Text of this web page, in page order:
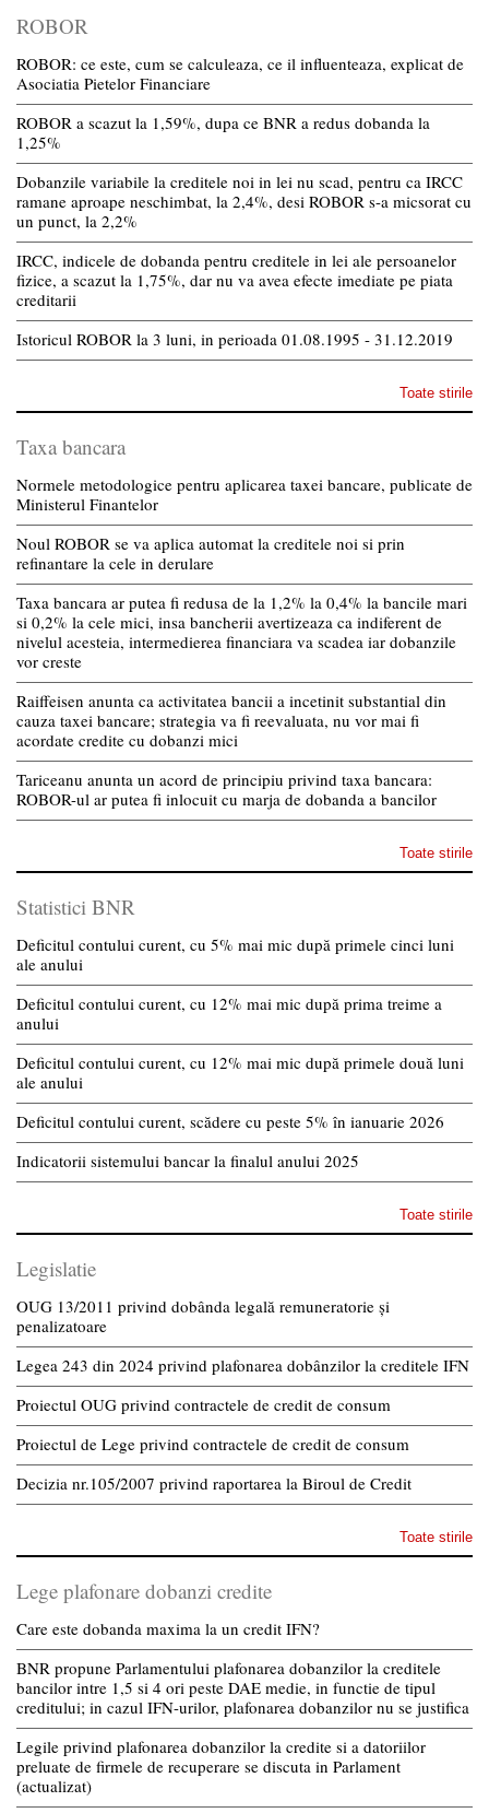
ROBOR
ROBOR: ce este, cum se calculeaza, ce il influenteaza, explicat de
Asociatia Pietelor Financiare
ROBOR a scazut la 1,59%, dupa ce BNR a redus dobanda la
1,25%
Dobanzile variabile la creditele noi in lei nu scad, pentru ca IRCC
ramane aproape neschimbat, la 2,4%, desi ROBOR s-a micsorat cu
un punct, la 2,2%
IRCC, indicele de dobanda pentru creditele in lei ale persoanelor
fizice, a scazut la 1,75%, dar nu va avea efecte imediate pe piata
creditarii
Istoricul ROBOR la 3 luni, in perioada 01.08.1995 - 31.12.2019
Toate stirile
Taxa bancara
Normele metodologice pentru aplicarea taxei bancare, publicate de
Ministerul Finantelor
Noul ROBOR se va aplica automat la creditele noi si prin
refinantare la cele in derulare
Taxa bancara ar putea fi redusa de la 1,2% la 0,4% la bancile mari
si 0,2% la cele mici, insa bancherii avertizeaza ca indiferent de
nivelul acesteia, intermedierea financiara va scadea iar dobanzile
vor creste
Raiffeisen anunta ca activitatea bancii a incetinit substantial din
cauza taxei bancare; strategia va fi reevaluata, nu vor mai fi
acordate credite cu dobanzi mici
Tariceanu anunta un acord de principiu privind taxa bancara:
ROBOR-ul ar putea fi inlocuit cu marja de dobanda a bancilor
Toate stirile
Statistici BNR
Deficitul contului curent, cu 5% mai mic după primele cinci luni
ale anului
Deficitul contului curent, cu 12% mai mic după prima treime a
anului
Deficitul contului curent, cu 12% mai mic după primele două luni
ale anului
Deficitul contului curent, scădere cu peste 5% în ianuarie 2026
Indicatorii sistemului bancar la finalul anului 2025
Toate stirile
Legislatie
OUG 13/2011 privind dobânda legală remuneratorie și
penalizatoare
Legea 243 din 2024 privind plafonarea dobânzilor la creditele IFN
Proiectul OUG privind contractele de credit de consum
Proiectul de Lege privind contractele de credit de consum
Decizia nr.105/2007 privind raportarea la Biroul de Credit
Toate stirile
Lege plafonare dobanzi credite
Care este dobanda maxima la un credit IFN?
BNR propune Parlamentului plafonarea dobanzilor la creditele
bancilor intre 1,5 si 4 ori peste DAE medie, in functie de tipul
creditului; in cazul IFN-urilor, plafonarea dobanzilor nu se justifica
Legile privind plafonarea dobanzilor la credite si a datoriilor
preluate de firmele de recuperare se discuta in Parlament
(actualizat)